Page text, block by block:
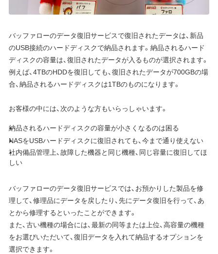
バッファローのデータ復旧サービスで復旧されたデータは、新品
のUSB接続のハードディスクで納品されます。納品されるハード
ディスクの容量は、復旧されたデータが入るものが選択されます。
例えば、4TBのHDDを復旧しても、復旧されたデータが700GBの場
合、納品されるハードディスクは1TBのものになります。
お客様の中には、次のような方もいらっしゃいます。
納品されるハードディスクの容量が小さくなるのは困る
NASをUSBハードディスクに復旧されても、今まで通り使えない
社内備品管理上、故障した機器と同じ機種、同じ容量に復旧してほ
しい
バッファローのデータ復旧サービスでは、お預かりした製品を修
理して、修理品にデータを戻したり、先にデータ復旧を行って、あ
とから修理するといったことができます。
また、古い機種の場合には、最新の同等または上位、高容量の機種
をお選びいただいて、復旧データを入れて納品するオプションを
選択できます。